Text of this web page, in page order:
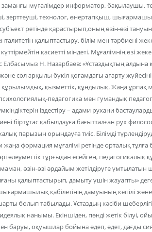
заманғы мұғалімдер информатор, бақылаушы,
зерттеуші, технолог, өнертапқыш,
ретінде қарастырып,оның өзін-өзі
қалыптастыру, білім мен тəрбиені
күттірмейтін қасиетті міндеті. Мұғалімнің өзі
Елбасымыз Н. Назарбаев: «Ұстаздықтың алдына
сол арқылы бүкіл қоғамдағы ағарту
құрылымдық, қызметтік, құндылық. Жаңа ұрпақ
педагогика мен гумандық
іздестіру – адами рухани
біртұтас қабылдауға бағытталған рух
парызын орындауға тиіс. Білімді
жаңа формация мұғалімі ретінде орталық тұлға
əлеуметтік тұрғыдан есейген,
маман, өзін-өзі əрдайым жетілдіруге
қалыптастырып, дамыту үшін жауапты»
шығармашылық қабілетінің дамуының кепілі жəне
болып табылады. Ұстаздың кəсіби
нанымы. Екіншіден, пəнді жетік білуі,
баруы, оқуышлар бойына əдеп, əдет, дағды